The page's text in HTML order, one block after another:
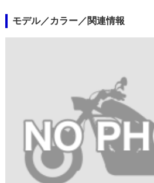
モデル／カラー／関連情報